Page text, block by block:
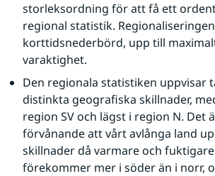
storleksordning för att få ett
regional statistik.
korttidsnederbörd, upp till
varaktighet.
Den regionala statistiken uppvisar
distinkta geografiska skillnader,
region SV och lägst i region N. Det
förvånande att vårt avlånga land
skillnader då varmare och
förekommer mer i söder än i norr,